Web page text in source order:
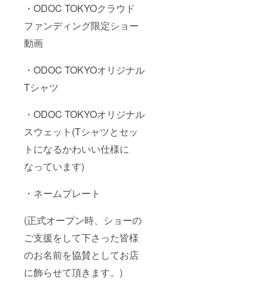
・ODOC TOKYOクラウド
ファンディング限定ショー
動画
・ODOC TOKYOオリジナル
Tシャツ
・ODOC TOKYOオリジナル
スウェット(Tシャツとセッ
トになるかわいい仕様に
なっています)
・ネームプレート
(正式オープン時、ショーの
ご支援をして下さった皆様
のお名前を協賛としてお店
に飾らせて頂きます。)